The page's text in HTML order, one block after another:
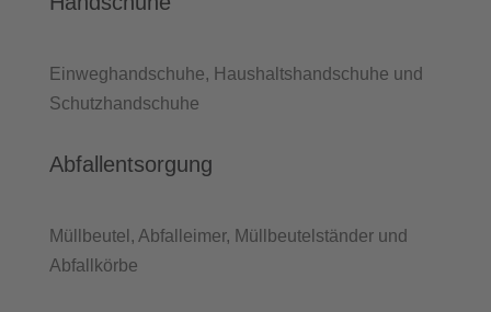
Einweghandschuhe, Haushaltshandschuhe und
Schutzhandschuhe
Abfallentsorgung
Müllbeutel, Abfalleimer, Müllbeutelständer und
Abfallkörbe